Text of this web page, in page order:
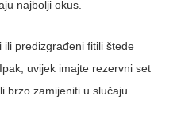
najbolji okus.
predizgrađeni fitili štede
uvijek imajte rezervni set
brzo zamijeniti u slučaju